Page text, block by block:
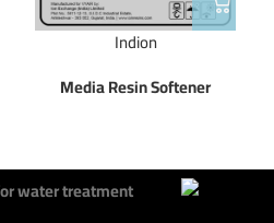
Indion
Media Resin Softener